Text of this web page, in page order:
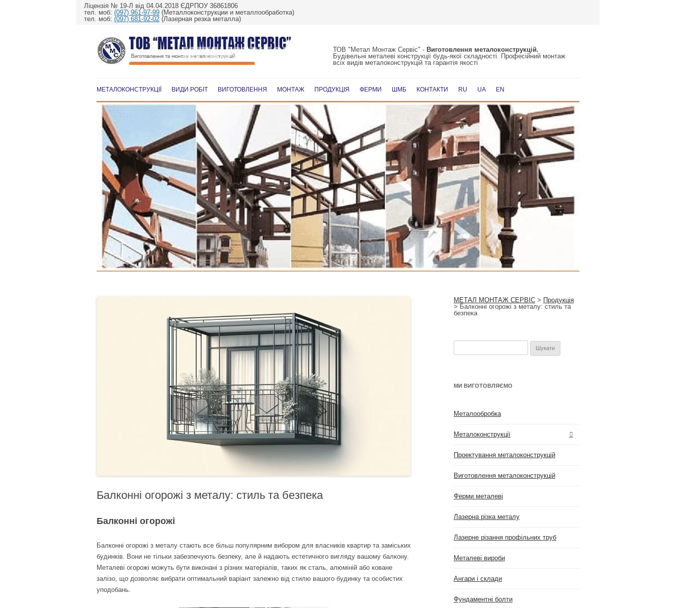
Ліцензія № 19-Л від 04.04.2018 ЄДРПОУ 36861806
тел. моб: (097) 961-97-99 (Металлоконструкции и металлообработка)
тел. моб: (097) 681-92-02 (Лазерная резка металла)
ТОВ "Метал Монтаж Сервіс" - Виготовлення металоконструкцій.
Будівельні металеві конструкції будь-якої складності. Професійний монтаж
всіх видів металоконструкцій та гарантія якості
до
вмісту
МЕТАЛОКОНСТРУКЦІЇ ВИДИ РОБІТ ВИГОТОВЛЕННЯ МОНТАЖ ПРОДУКЦІЯ ФЕРМИ ШМБ КОНТАКТИ RU UA EN
Балконні огорожі з металу: стиль та безпека
Балконні огорожі
Балконні огорожі з металу стають все більш популярним вибором для власників квартир та заміських
будинків. Вони не тільки забезпечують безпеку, але й надають естетичного вигляду вашому балкону.
Металеві огорожі можуть бути виконані з різних матеріалів, таких як сталь, алюміній або коване
залізо, що дозволяє вибрати оптимальний варіант залежно від стилю вашого будинку та особистих
уподобань.
МЕТАЛ МОНТАЖ СЕРВІС > Продукція
> Балконні огорожі з металу: стиль та
безпека
МИ ВИГОТОВЛЯЄМО
Металообробка
Металоконструкції
Проектування металоконструкцій
Виготовлення металоконструкцій
Ферми металеві
Лазерна різка металу
Лазерне різання профільних труб
Металеві вироби
Ангари і склади
Фундаментні болти